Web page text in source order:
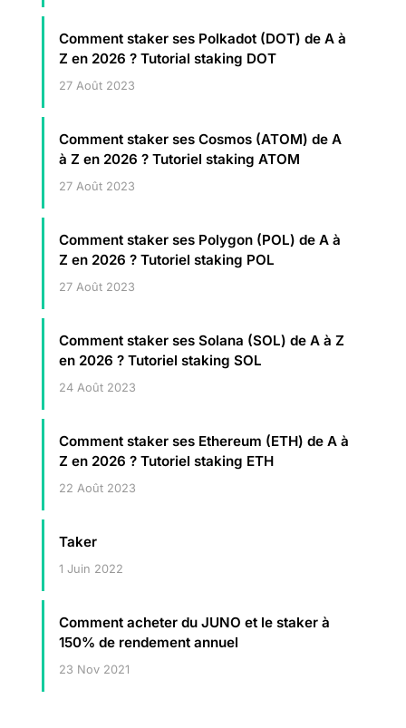
Comment staker ses Polkadot (DOT) de A à
Z en 2026 ? Tutorial staking DOT
27 Août 2023
Comment staker ses Cosmos (ATOM) de A
à Z en 2026 ? Tutoriel staking ATOM
27 Août 2023
Comment staker ses Polygon (POL) de A à
Z en 2026 ? Tutoriel staking POL
27 Août 2023
Comment staker ses Solana (SOL) de A à Z
en 2026 ? Tutoriel staking SOL
24 Août 2023
Comment staker ses Ethereum (ETH) de A à
Z en 2026 ? Tutoriel staking ETH
22 Août 2023
Taker
1 Juin 2022
Comment acheter du JUNO et le staker à
150% de rendement annuel
23 Nov 2021